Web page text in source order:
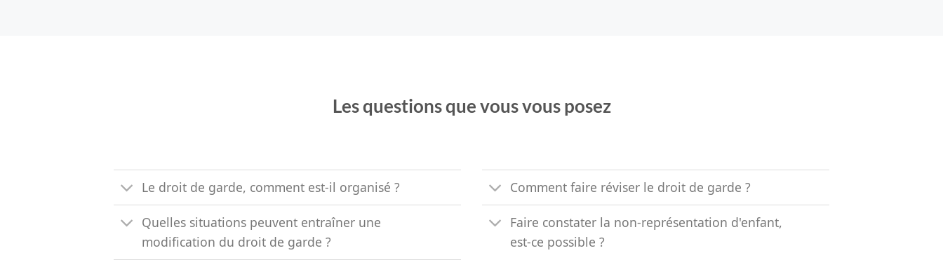
Les questions que vous vous posez
Le droit de garde, comment est-il organisé ?
Quelles situations peuvent entraîner une
modification du droit de garde ?
Comment faire réviser le droit de garde ?
Faire constater la non-représentation d'enfant,
est-ce possible ?